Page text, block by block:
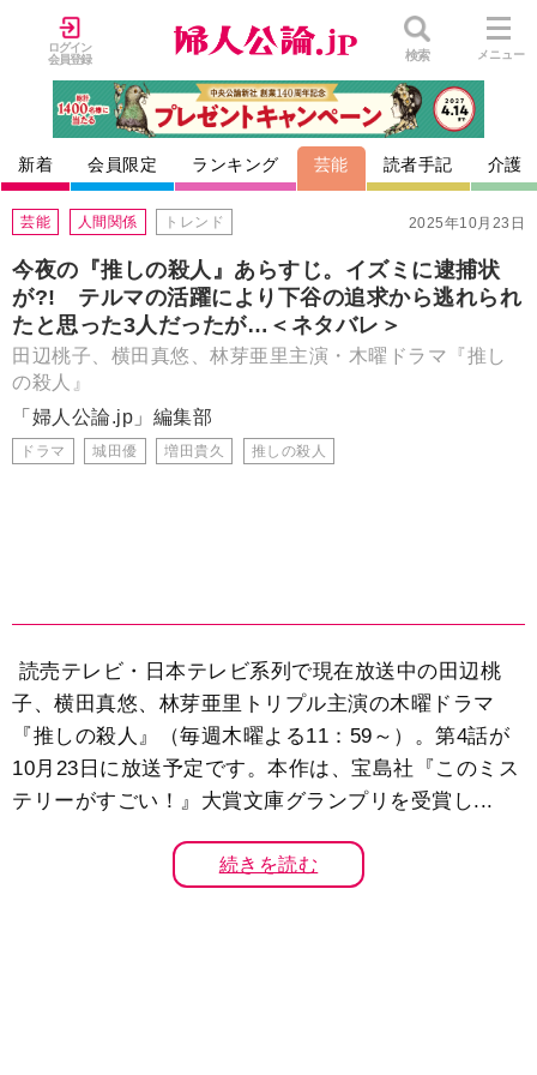
ログイン
会員登録
検索 メニュー
新着 会員限定 ランキング 芸能 読者手記 介護
2025年10月23日
芸能 人間関係 トレンド
今夜の『推しの殺人』あらすじ。イズミに逮捕状
が?! テルマの活躍により下谷の追求から逃れられ
たと思った3人だったが…＜ネタバレ＞
田辺桃子、横田真悠、林芽亜里主演・木曜ドラマ『推し
の殺人』
「婦人公論.jp」編集部
ドラマ 城田優 増田貴久 推しの殺人
読売テレビ・日本テレビ系列で現在放送中の田辺桃
子、横田真悠、林芽亜里トリプル主演の木曜ドラマ
『推しの殺人』（毎週木曜よる11：59～）。第4話が
10月23日に放送予定です。本作は、宝島社『このミス
テリーがすごい！』大賞文庫グランプリを受賞し...
続きを読む